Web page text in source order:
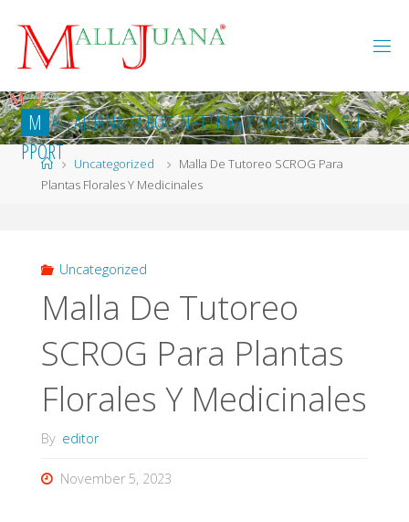
content
M ALLAJUANA SCROG NETTING / SOG PLANT SU
PPORT
HomeUncategorized
Malla De Tutoreo SCROG Para
Plantas Florales Y Medicinales
Uncategorized
Malla De Tutoreo
SCROG Para Plantas
Florales Y Medicinales
By editor
November 5, 2023